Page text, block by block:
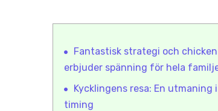
Fantastisk strategi och
erbjuder spänning för hela
Kycklingens resa: En utmaning
timing